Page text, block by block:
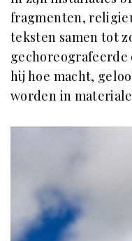
fragmenten,
teksten samen tot
hij hoe macht,
worden in